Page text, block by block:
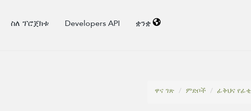
ስለ ፕሮጀክቱ Developers API ቋንቋ
ዋና ገጽ
ምድቦች ፊቅህና